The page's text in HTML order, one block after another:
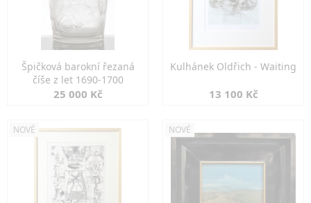
Špičková barokní řezaná
číše z let 1690-1700
25 000 Kč
Kulhánek Oldřich - Waiting
13 100 Kč
NOVÉ NOVÉ